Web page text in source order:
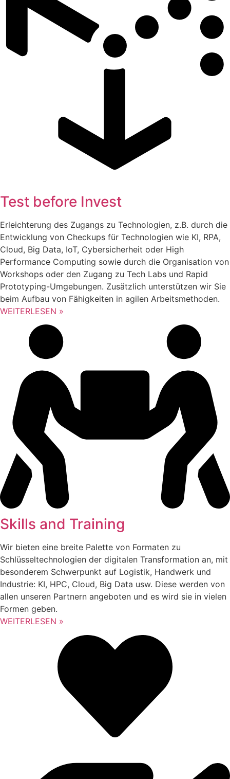
Test before Invest
Erleichterung des Zugangs zu Technologien, z.B. durch die
Entwicklung von Checkups für Technologien wie KI, RPA,
Cloud, Big Data, IoT, Cybersicherheit oder High
Performance Computing sowie durch die Organisation von
Workshops oder den Zugang zu Tech Labs und Rapid
Prototyping-Umgebungen. Zusätzlich unterstützen wir Sie
beim Aufbau von Fähigkeiten in agilen Arbeitsmethoden.
WEITERLESEN »
Skills and Training
Wir bieten eine breite Palette von Formaten zu
Schlüsseltechnologien der digitalen Transformation an, mit
besonderem Schwerpunkt auf Logistik, Handwerk und
Industrie: KI, HPC, Cloud, Big Data usw. Diese werden von
allen unseren Partnern angeboten und es wird sie in vielen
Formen geben.
WEITERLESEN »